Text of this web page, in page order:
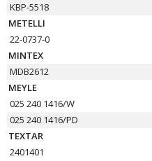
KBP-5518
METELLI
22-0737-0
MINTEX
MDB2612
MEYLE
025 240 1416/W
025 240 1416/PD
TEXTAR
2401401